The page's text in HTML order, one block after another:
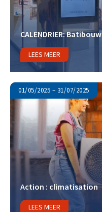
CALENDRIER: Batibouw
LEES MEER
01/05/2025 – 31/07/2025
Action : climatisation
LEES MEER